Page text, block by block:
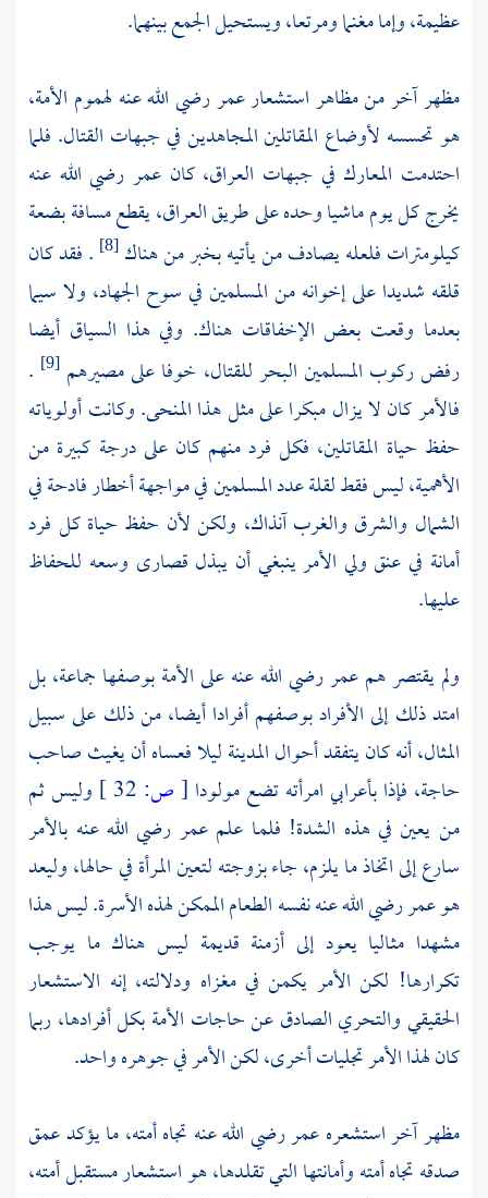
عظيمة، وإما مغنما ومرتعا، ويستحيل الجمع بينهما.
مظهر آخر من مظاهر استشعار عمر رضي الله عنه لهموم الأمة،
هو تحسسه لأوضاع المقاتلين المجاهدين في جبهات القتال. فلما
احتدمت المعارك في جبهات العراق، كان عمر رضي الله عنه
يخرج كل يوم ماشيا وحده على طريق العراق، يقطع مسافة بضعة
كيلومترات فلعله يصادف من يأتيه بخبر من هناك [8]
. فقد كان
قلقه شديدا على إخوانه من المسلمين في سوح الجهاد، ولا سيما
بعدما وقعت بعض الإخفاقات هناك. وفي هذا السياق أيضا
رفض ركوب المسلمين البحر للقتال، خوفا على مصيرهم [9]
.
فالأمر كان لا يزال مبكرا على مثل هذا المنحى. وكانت أولوياته
حفظ حياة المقاتلين، فكل فرد منهم كان على درجة كبيرة من
الأهمية، ليس فقط لقلة عدد المسلمين في مواجهة أخطار فادحة في
الشمال والشرق والغرب آنذاك، ولكن لأن حفظ حياة كل فرد
أمانة في عنق ولي الأمر ينبغي أن يبذل قصارى وسعه للحفاظ
عليها.
ولم يقتصر هم عمر رضي الله عنه على الأمة بوصفها جماعة، بل
امتد ذلك إلى الأفراد بوصفهم أفرادا أيضا، من ذلك على سبيل
المثال، أنه كان يتفقد أحوال المدينة ليلا فعساه أن يغيث صاحب
حاجة، فإذا بأعرابي امرأته تضع مولودا [ص:
وليس ثم
من يعين في هذه الشدة! فلمـا علم عمر رضي الله عنه بالأمر
سارع إلى اتخاذ ما يلزم، جاء بزوجته لتعين المرأة في حالها، وليعد
هو عمر رضي الله عنه نفسه الطعام الممكن لهذه الأسرة. ليس هذا
مشهدا مثـاليا يعود إلى أزمنة قديمة ليس هناك ما يوجب
تكرارها! لكن الأمر يكمن في مغزاه ودلالته، إنه الاستشعار
الحقيقي والتحري الصادق عن حاجات الأمة بكل أفرادها، ربما
كان لهذا الأمر تجليات أخرى، لكن الأمر في جوهره واحد.
مظهر آخر استشعره عمر رضي الله عنه تجاه أمته، ما يؤكد عمق
صدقه تجاه أمته وأمانتها التي تقلـدها، هو استـشعار مستقبل أمته،